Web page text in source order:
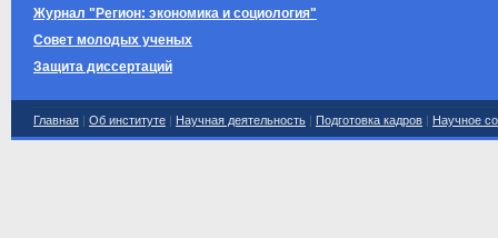
Журнал "Регион: экономика и социология"
Совет молодых ученых
Защита диссертаций
Главная | Об институте | Научная деятельность | Подготовка кадров | Научное